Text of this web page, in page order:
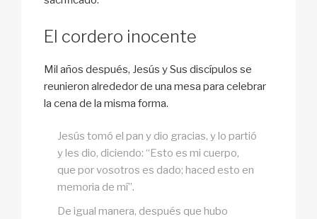
El cordero inocente
Mil años después, Jesús y Sus discípulos se
reunieron alrededor de una mesa para celebrar
la cena de la misma forma.
Jesús tomó el pan y dio gracias, y lo partió
y les dio, diciendo: “Esto es mi cuerpo,
que por vosotros es dado; haced esto en
memoria de mí”.
De igual manera, después que hubo